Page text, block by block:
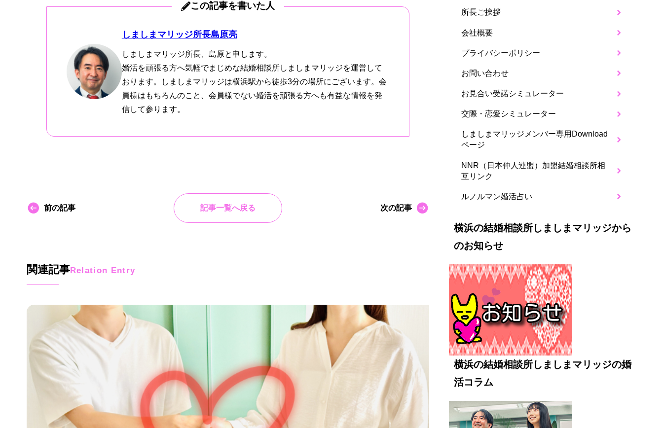
この記事を書いた人
しましまマリッジ所長島原亮
しましまマリッジ所長、島原と申します。
婚活を頑張る方へ気軽でまじめな結婚相談所しましまマリッジを運営して
おります。しましまマリッジは横浜駅から徒歩3分の場所にございます。会
員様はもちろんのこと、会員様でない婚活を頑張る方へも有益な情報を発
信して参ります。
前の記事 記事一覧へ戻る 次の記事
関連記事Relation Entry
所長ご挨拶
会社概要
プライバシーポリシー
お問い合わせ
お見合い受諾シミュレーター
交際・恋愛シミュレーター
しましまマリッジメンバー専用Download
ページ
NNR（日本仲人連盟）加盟結婚相談所相
互リンク
ルノルマン婚活占い
横浜の結婚相談所しましまマリッジから
のお知らせ
横浜の結婚相談所しましまマリッジの婚
活コラム